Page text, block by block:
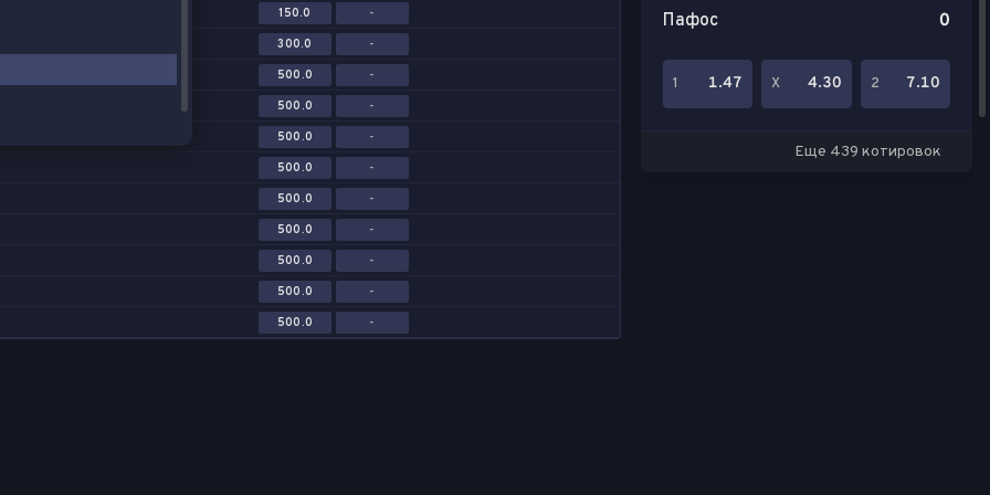
150.0
-
300.0
-
500.0
-
500.0
-
500.0
-
500.0
-
500.0
-
500.0
-
500.0
-
500.0
-
500.0 -
Пафос
0
1 1.47 Х 4.30 2 7.10
Еще 439 котировок